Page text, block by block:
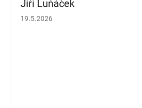
Jiří Luňáček
Hodnocení obchodu je 5 z 5
19.5.2026